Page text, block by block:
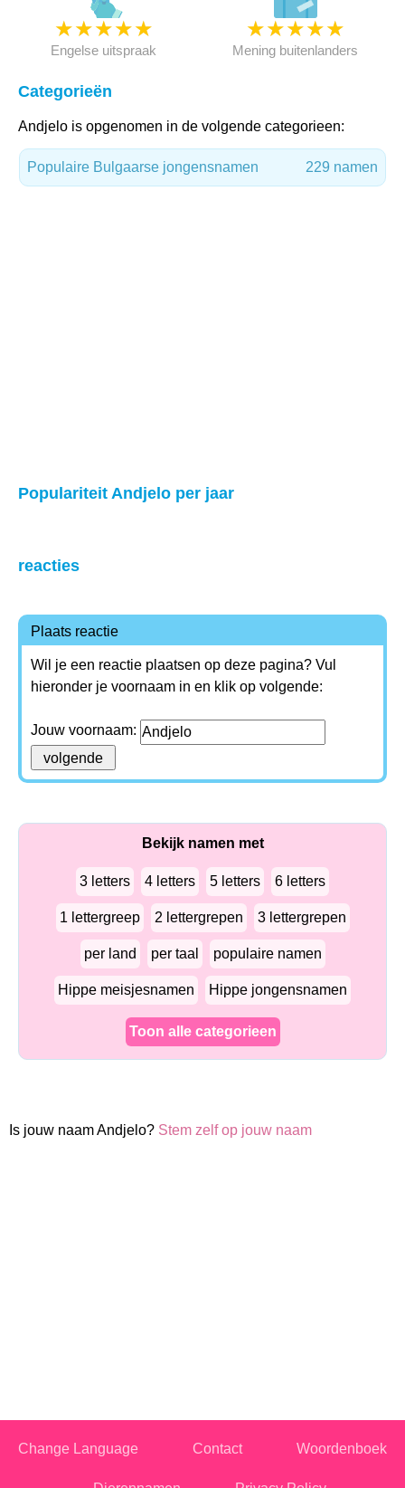
★★★★★
Engelse uitspraak
★★★★★
Mening buitenlanders
Categorieën
Andjelo is opgenomen in de volgende categorieen:
Populaire Bulgaarse jongensnamen 229 namen
Populariteit Andjelo per jaar
reacties
Plaats reactie
Wil je een reactie plaatsen op deze pagina? Vul
hieronder je voornaam in en klik op volgende:
Jouw voornaam:
Bekijk namen met
3 letters 4 letters 5 letters 6 letters
1 lettergreep 2 lettergrepen 3 lettergrepen
per land per taal populaire namen
Hippe meisjesnamen Hippe jongensnamen
Toon alle categorieen
Is jouw naam Andjelo? Stem zelf op jouw naam
Change Language Contact Woordenboek